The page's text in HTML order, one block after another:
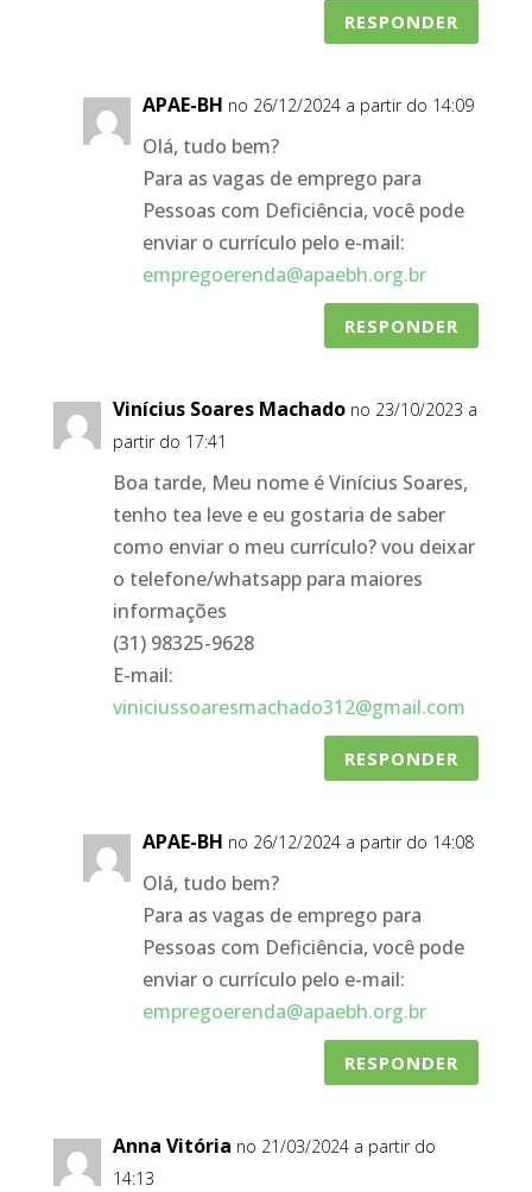
RESPONDER
APAE-BH no 26/12/2024 a partir do 14:09
Olá, tudo bem?
Para as vagas de emprego para
Pessoas com Deficiência, você pode
enviar o currículo pelo e-mail:
empregoerenda@apaebh.org.br
RESPONDER
Vinícius Soares Machado no 23/10/2023 a
partir do 17:41
Boa tarde, Meu nome é Vinícius Soares,
tenho tea leve e eu gostaria de saber
como enviar o meu currículo? vou deixar
o telefone/whatsapp para maiores
informações
(31) 98325-9628
E-mail:
viniciussoaresmachado312@gmail.com
RESPONDER
APAE-BH no 26/12/2024 a partir do 14:08
Olá, tudo bem?
Para as vagas de emprego para
Pessoas com Deficiência, você pode
enviar o currículo pelo e-mail:
empregoerenda@apaebh.org.br
RESPONDER
Anna Vitória no 21/03/2024 a partir do
14:13